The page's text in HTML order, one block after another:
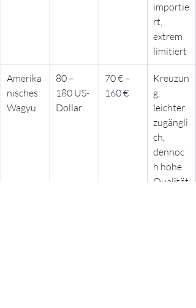
importie
rt,
extrem
limitiert
Amerika
nisches
Wagyu
80 –
180 US-
Dollar
70 € –
160 €
Kreuzun
g,
leichter
zugängli
ch,
dennoc
h hohe
Qualität